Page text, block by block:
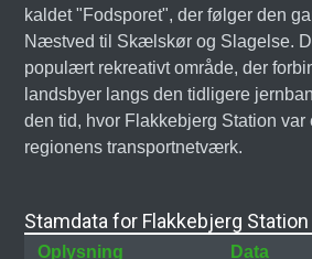
kaldet "Fodsporet", der følger den
Næstved til Skælskør og Slagelse.
populært rekreativt område, der
landsbyer langs den tidligere
den tid, hvor Flakkebjerg Station var
regionens transportnetværk.
Stamdata for Flakkebjerg Station
Oplysning Data